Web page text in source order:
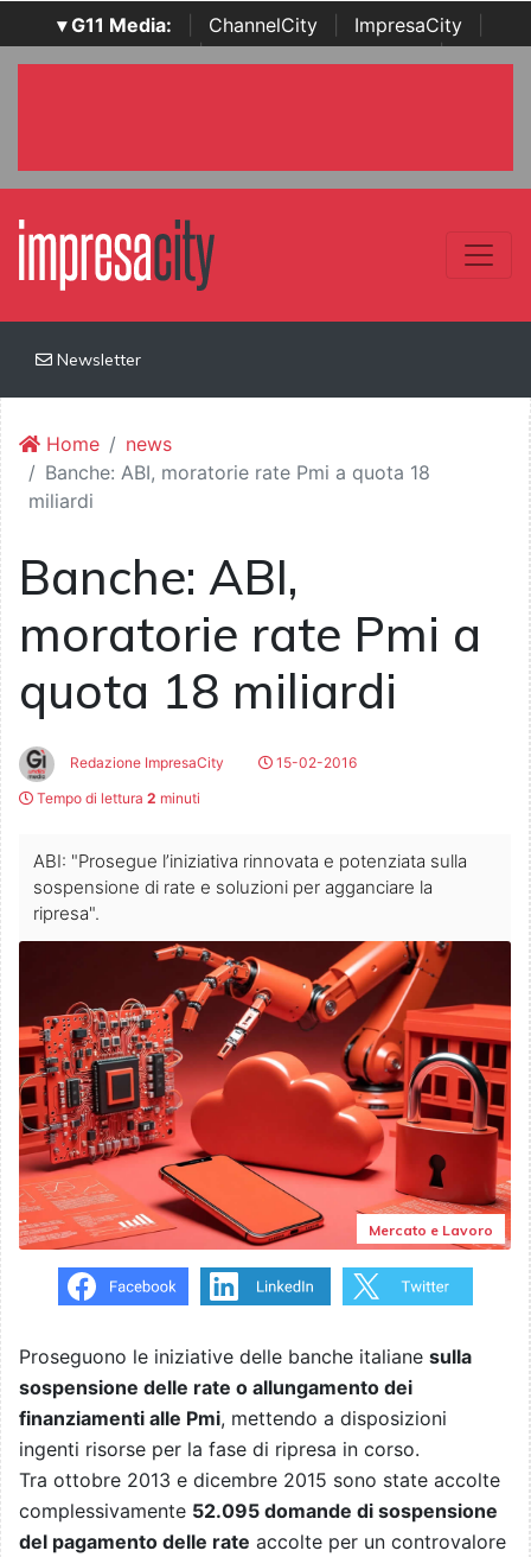
▾ G11 Media: ChannelCity ImpresaCity
SecurityOpenLab | Italian Channel Awards | Italian
Newsletter
Home
news
Banche: ABI, moratorie rate Pmi a quota 18
miliardi
Banche: ABI,
moratorie rate Pmi a
quota 18 miliardi
Redazione ImpresaCity
15-02-2016
Tempo di lettura 2 minuti
ABI: "Prosegue l’iniziativa rinnovata e potenziata sulla
sospensione di rate e soluzioni per agganciare la
ripresa".
Mercato e Lavoro
Proseguono le iniziative delle banche italiane sulla
sospensione delle rate o allungamento dei
finanziamenti alle Pmi, mettendo a disposizioni
ingenti risorse per la fase di ripresa in corso.
Tra ottobre 2013 e dicembre 2015 sono state accolte
complessivamente 52.095 domande di sospensione
del pagamento delle rate accolte per un controvalore